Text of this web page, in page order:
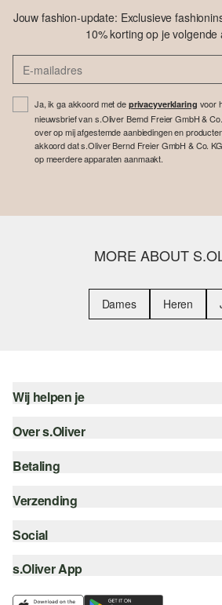
Jouw fashion-update: Exclusieve
10% korting op je volgende
Ja, ik ga akkoord met de privacyverklaring voor
nieuwsbrief van s.Oliver Bernd Freier GmbH &
over op mij afgestemde aanbiedingen en
akkoord dat s.Oliver Bernd Freier GmbH & Co.
op meerdere apparaten aanmaakt.
MORE ABOUT
Dames Heren
Wij helpen je
Help - FAQ
Maattabel
Top categorieën
Over s.Oliver
Nieuwsbrief
s.Oliver Card
Verlanglijstje
Betaling
Koop op rekening
Creditcard
Verzending
Track & Trace
Post NL
Social
instagram
facebook
s.Oliver App